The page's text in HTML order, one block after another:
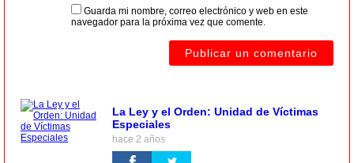
Guarda mi nombre, correo electrónico y web en este
navegador para la próxima vez que comente.
La Ley y el Orden: Unidad de Víctimas
Especiales
hace 2 años